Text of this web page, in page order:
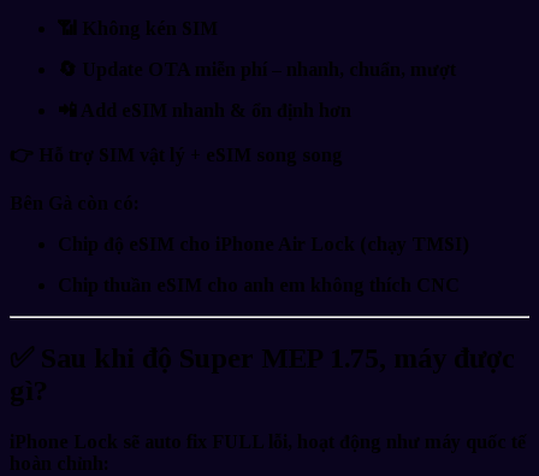
📶 Không kén SIM
🔄 Update OTA miễn phí – nhanh, chuẩn, mượt
📲 Add eSIM nhanh & ổn định hơn
👉 Hỗ trợ SIM vật lý + eSIM song song
Bên Gà còn có:
Chip độ eSIM cho iPhone Air Lock (chạy TMSI)
Chip thuần eSIM cho anh em không thích CNC
✅ Sau khi độ Super MEP 1.75, máy được
gì?
iPhone Lock sẽ auto fix FULL lỗi, hoạt động như máy quốc tế
hoàn chỉnh: